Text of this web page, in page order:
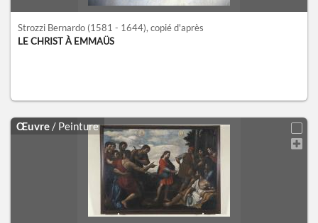
Strozzi Bernardo (1581 - 1644), copié d'après
LE CHRIST À EMMAÜS
Œuvre / Peinture